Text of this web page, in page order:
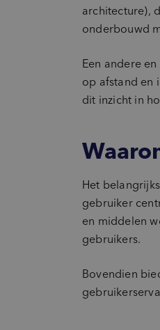
architecture),
onderbouwd
Een andere
op afstand en
dit inzicht in
Het
gebruiker
en middelen
gebruikers.
Bovendien